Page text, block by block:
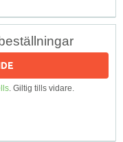
. Giltig tills vidare.